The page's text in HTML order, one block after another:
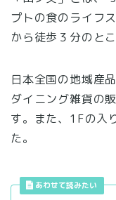
プトの食のライフ
から徒歩３分のと
日本全国の地域産
ダイニング雑貨の
す。また、1Fの入
た。